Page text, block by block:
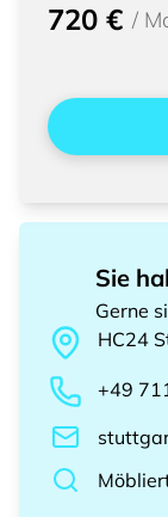
720 € /
Sie
Gerne
HC24
+49